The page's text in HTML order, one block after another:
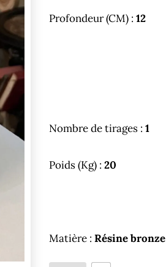
Profondeur (CM) : 12
Nombre de tirages : 1
Poids (Kg) : 20
Matière : Résine bronze